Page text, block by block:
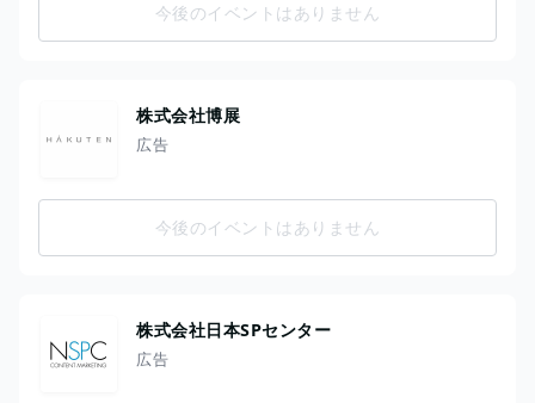
今後のイベントはありません
株式会社博展
広告
今後のイベントはありません
株式会社日本SPセンター
広告